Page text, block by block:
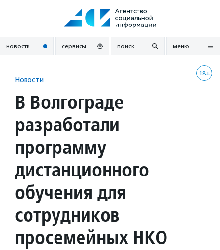
новости сервисы поиск меню
18+
Новости
В Волгограде
разработали
программу
дистанционного
обучения для
сотрудников
просемейных НКО